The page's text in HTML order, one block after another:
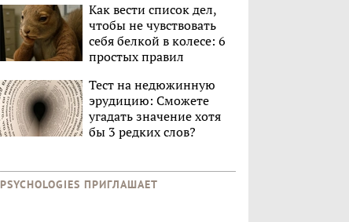
Как вести список дел,
чтобы не чувствовать
себя белкой в колесе: 6
простых правил
Тест на недюжинную
эрудицию: Сможете
угадать значение хотя
бы 3 редких слов?
PSYCHOLOGIES ПРИГЛАШАЕТ